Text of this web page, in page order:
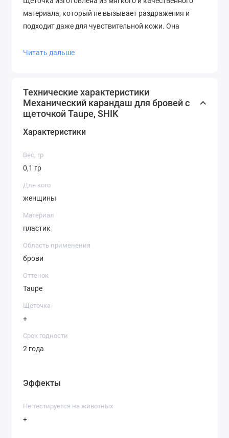
материала, который не вызывает раздражения и
подходит даже для чувствительной кожи. Она
аккуратно растушевать карандаш, создавая
тех, кто ценит удобство, качество и стиль в одном
продукте. Попробуйте его и вы не пожалеете о своем
Читать дальше
Технические характеристики
Механический карандаш для бровей с
щеточкой Taupe, SHIK
Характеристики
Вес, гр
0,1 гр
Для кого
женщины
Материал
пластик
Область применения
брови
Оттенок
Taupe
Щеточка
+
Срок годности
2 года
Эффекты
Не тестируется на животных
+